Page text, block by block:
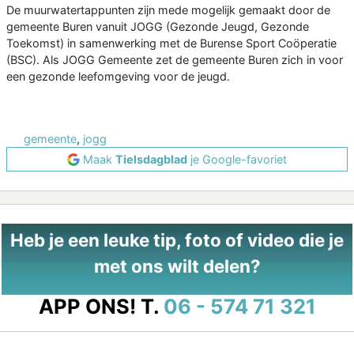
De muurwatertappunten zijn mede mogelijk gemaakt door de
gemeente Buren vanuit JOGG (Gezonde Jeugd, Gezonde
Toekomst) in samenwerking met de Burense Sport Coöperatie
(BSC). Als JOGG Gemeente zet de gemeente Buren zich in voor
een gezonde leefomgeving voor de jeugd.
gemeente, jogg
Maak Tielsdagblad je Google-favoriet
Heb je een leuke tip, foto of video die je
met ons wilt delen?
APP ONS! T. 06 - 574 71 321